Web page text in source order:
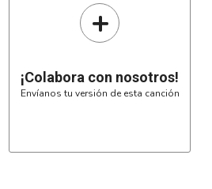
+
¡Colabora con nosotros!
Envíanos tu versión de esta canción